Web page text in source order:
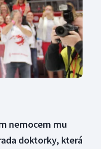
nemocem mu
doktorky, která